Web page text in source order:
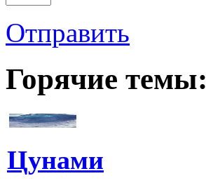
Отправить
Горячие темы:
Цунами